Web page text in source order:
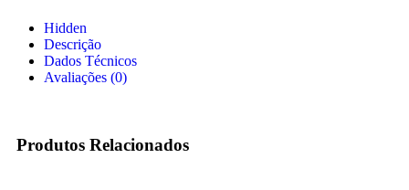
Hidden
Descrição
Dados Técnicos
Avaliações (0)
Produtos Relacionados